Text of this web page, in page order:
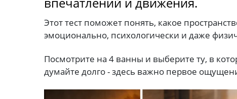
Этот тест поможет понять, какое
эмоционально, психологически и даже
Посмотрите на 4 ванны и выберите ту, в
думайте долго - здесь важно первое